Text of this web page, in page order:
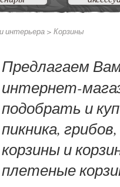
интерьера > Корзины
Предлагаем
интернет-
подобрать и
пикника,
корзины и
плетеные